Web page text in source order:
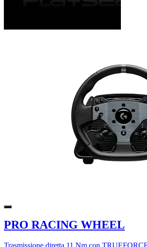
PRO RACING WHEEL
Trasmissione diretta 11 Nm con